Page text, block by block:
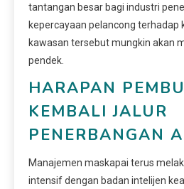
tantangan besar bagi industri
kepercayaan pelancong terhadap
kawasan tersebut mungkin akan
pendek.
HARAPAN
KEMBALI JALUR
PENERBANGAN
Manajemen maskapai terus
intensif dengan badan intelijen